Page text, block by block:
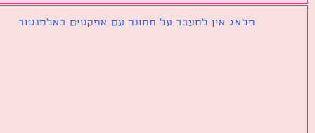
פלאג אין למעבר על תמונה עם אפקטים באלמנטור